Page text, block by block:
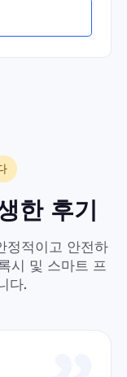
한 후기
정적이고 안전하
시 및 스마트 프
다.